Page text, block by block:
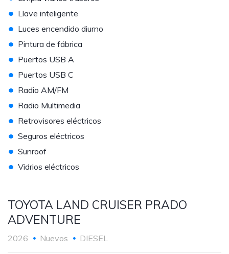
• Llave inteligente
• Luces encendido diurno
• Pintura de fábrica
• Puertos USB A
• Puertos USB C
• Radio AM/FM
• Radio Multimedia
• Retrovisores eléctricos
• Seguros eléctricos
• Sunroof
• Vidrios eléctricos
TOYOTA LAND CRUISER PRADO
ADVENTURE
2026 Nuevos DIESEL